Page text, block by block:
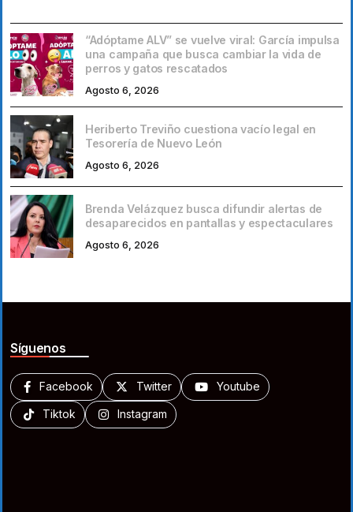
“Adóptame ALV” se vuelve viral: García impulsa
una campaña que busca cambiar la vida de
perros y gatos rescatados
Agosto 6, 2026
Heriberto Treviño cuestiona vacío legal en
Tesorería de Nuevo León
Agosto 6, 2026
Brenda Velázquez busca difundir alertas de
desaparecidos en pantallas y espectaculares
Agosto 6, 2026
Síguenos
Facebook Twitter Youtube
Tiktok Instagram